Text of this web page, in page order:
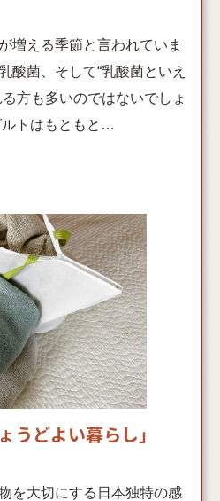
増える季節と言われていま
酸菌、そして“乳酸菌といえ
方も多いのではないでしょ
ルトはもともと…
うどよい暮らし」
を大切にする日本独特の感